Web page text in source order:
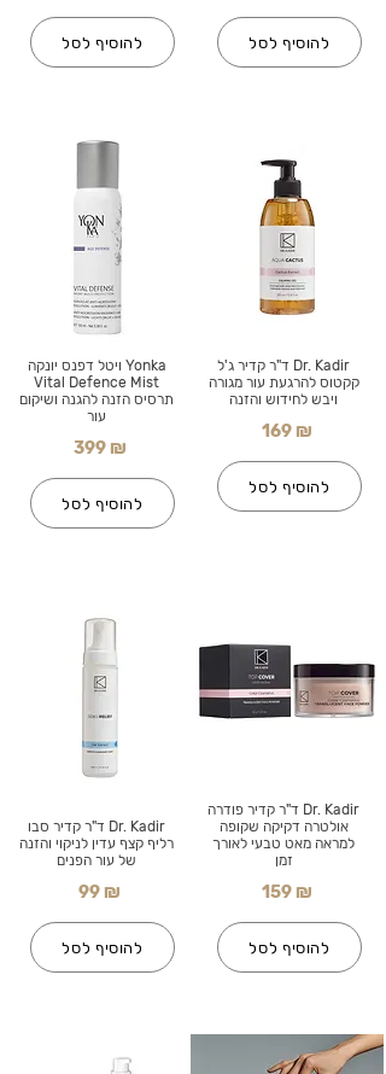
להוסיף לסל
Yonka ויטל דפנס יונקה
Vital Defence Mist
תרסיס הזנה להגנה ושיקום
עור
399 ₪
להוסיף לסל
Dr. Kadir ד"ר קדיר סבו
רליף קצף עדין לניקוי והזנה
של עור הפנים
99 ₪
להוסיף לסל
להוסיף לסל
Dr. Kadir ד"ר קדיר ג'ל
קקטוס להרגעת עור מגורה
ויבש לחידוש והזנה
169 ₪
להוסיף לסל
Dr. Kadir ד"ר קדיר פודרה
אולטרה דקיקה שקופה
למראה מאט טבעי לאורך
זמן
159 ₪
להוסיף לסל